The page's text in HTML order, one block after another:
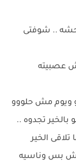
.. شوفتى
عصبيته
ويوم مش حلووو
بالخير تجدوه ..
الخير
بس وناسيه